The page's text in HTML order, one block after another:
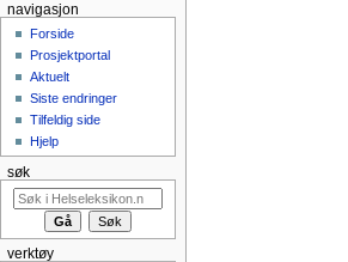
navigasjon
Forside
Prosjektportal
Aktuelt
Siste endringer
Tilfeldig side
Hjelp
søk
verktøy